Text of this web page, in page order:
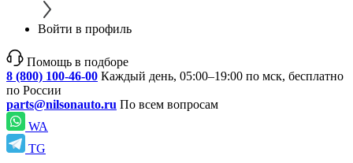
Войти в профиль
Помощь в подборе
8 (800) 100-46-00 Каждый день, 05:00–19:00 по мск, бесплатно
по России
parts@nilsonauto.ru По всем вопросам
WA
TG